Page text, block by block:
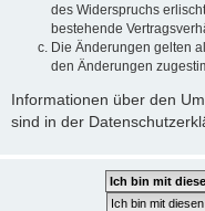
des Widerspruchs
bestehende
Die Änderungen gelten
den Änderungen
Informationen über den
sind in der